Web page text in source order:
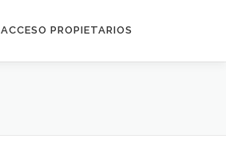
ACCESO PROPIETARIOS